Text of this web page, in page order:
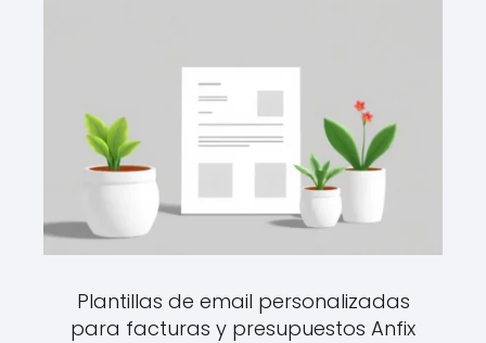
Plantillas de email personalizadas
para facturas y presupuestos Anfix